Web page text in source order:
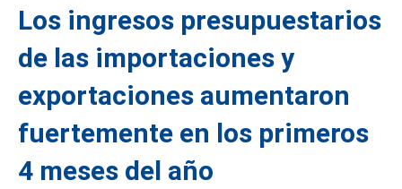
Los ingresos presupuestarios
de las importaciones y
exportaciones aumentaron
fuertemente en los primeros
4 meses del año